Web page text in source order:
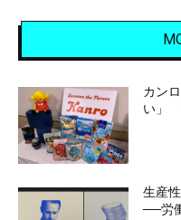
カン
い」
生産
──労